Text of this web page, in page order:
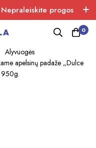
progos
0
Alyvuogės
apelsinų padaže „Dulce
950g.